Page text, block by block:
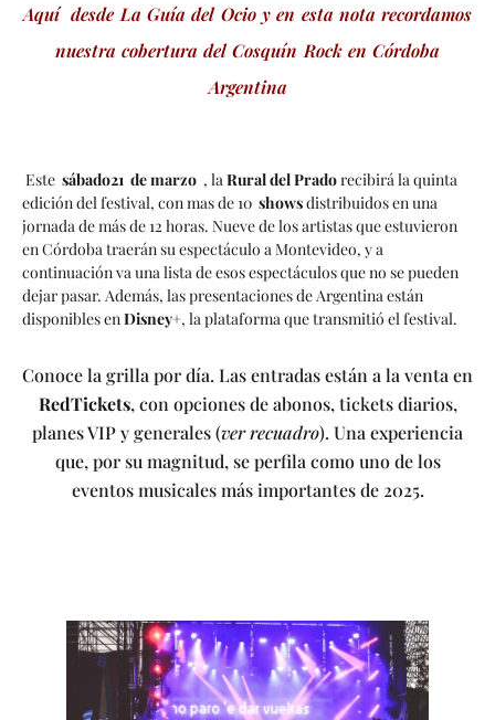
Aquí desde La Guía del Ocio y en esta nota recordamos
nuestra cobertura del Cosquín Rock en Córdoba
Argentina
Este sábado21 de marzo , la Rural del Pradorecibirá la quinta
edición del festival, con mas de 10 showsdistribuidos en una
jornada de más de 12 horas. Nueve de los artistas que estuvieron
en Córdoba traerán su espectáculo a Montevideo, y a
continuación va una lista de esos espectáculos que no se pueden
dejar pasar. Además, las presentaciones de Argentina están
disponibles en Disney+, la plataforma que transmitió el festival.
Conoce la grilla por día. Las entradas están a la venta en
RedTickets, con opciones de abonos, tickets diarios,
planes VIP y generales (ver recuadro). Una experiencia
que, por su magnitud, se perfila como uno de los
eventos musicales más importantes de 2025.